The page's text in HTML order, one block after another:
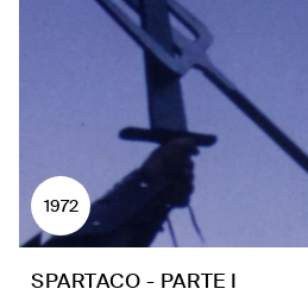
1972
SPARTACO - PARTE I